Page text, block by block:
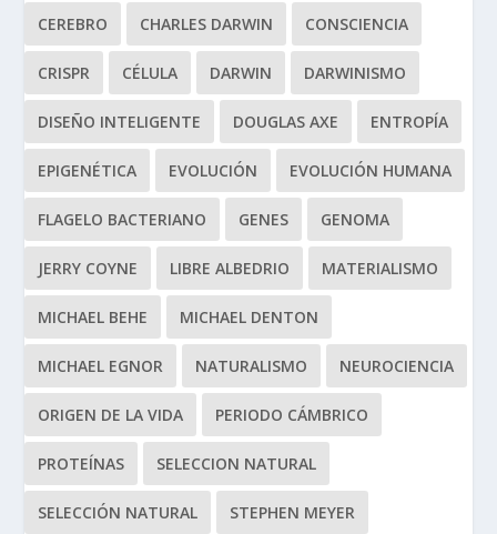
CEREBRO CHARLES DARWIN CONSCIENCIA
CRISPR CÉLULA DARWIN DARWINISMO
DISEÑO INTELIGENTE DOUGLAS AXE ENTROPÍA
EPIGENÉTICA EVOLUCIÓN EVOLUCIÓN HUMANA
FLAGELO BACTERIANO GENES GENOMA
JERRY COYNE LIBRE ALBEDRIO MATERIALISMO
MICHAEL BEHE MICHAEL DENTON
MICHAEL EGNOR NATURALISMO NEUROCIENCIA
ORIGEN DE LA VIDA PERIODO CÁMBRICO
PROTEÍNAS SELECCION NATURAL
SELECCIÓN NATURAL STEPHEN MEYER